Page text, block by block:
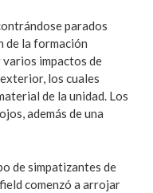
parados
de la formación
impactos de
los cuales
de la unidad. Los
además de una
de simpatizantes de
comenzó a arrojar